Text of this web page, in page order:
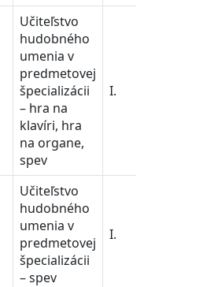
Učiteľstvo
hudobného
umenia v
predmetovej
špecializácii
– hra na
klavíri, hra
na organe,
spev
I.
Učiteľstvo
hudobného
umenia v
predmetovej
špecializácii
– spev
I.